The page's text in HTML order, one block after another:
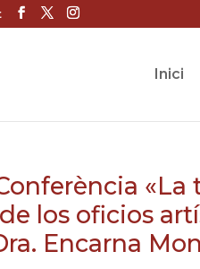
Inici
los oficios
Encarna